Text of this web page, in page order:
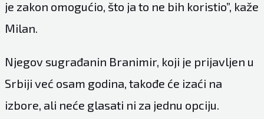
je zakon omogućio, što ja to ne bih koristio”, kaže
Milan.
Njegov sugrađanin Branimir, koji je prijavljen u
Srbiji već osam godina, takođe će izaći na
izbore, ali neće glasati ni za jednu opciju.